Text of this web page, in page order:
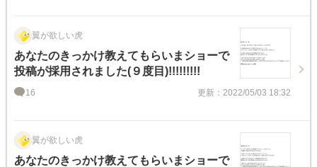
翼が欲しい虎
あなたのきっかけ教えてもらいまショーで
投稿が採用されました(９度目)!!!!!!!!!
16 更新：2022/05/03 18:32
翼が欲しい虎
あなたのきっかけ教えてもらいまショーで